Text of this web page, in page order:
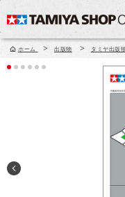
ホーム > 出版物 > タミヤ出版